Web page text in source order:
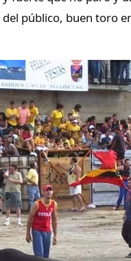
público, buen toro